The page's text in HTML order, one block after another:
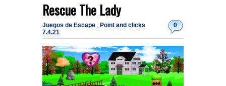
Rescue The Lady
0
Juegos de Escape , Point and clicks
7.4.21